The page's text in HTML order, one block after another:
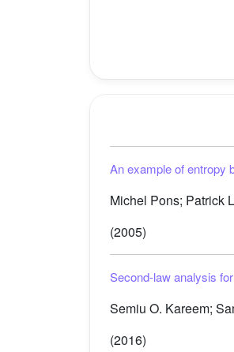
An example of entropy
Michel Pons; Patrick
(2005)
Second-law analysis
Semiu O. Kareem;
(2016)